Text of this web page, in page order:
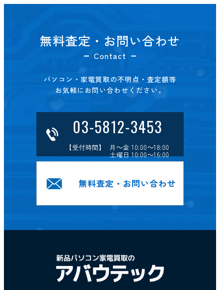
無料査定・お問い合わせ
Contact
パソコン・家電買取の不明点・査定額等
お気軽にお問い合わせください。
03-5812-3453
【受付時間】 月～金 10:00～18:00
土曜日 10:00～16:00
無料査定・お問い合わせ